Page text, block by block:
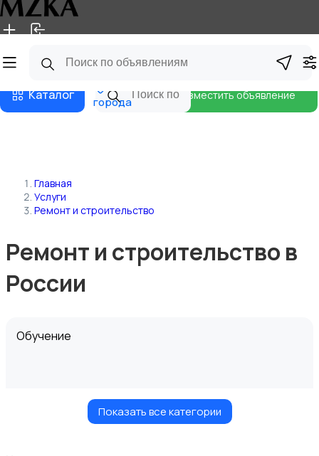
Главная Магазины
Каталог
города
Разместить объявление
Главная
Услуги
Ремонт и строительство
Ремонт и строительство в
России
Обучение
Показать все категории